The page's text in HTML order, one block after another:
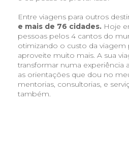
Entre viagens para outros
e mais de 76 cidades. Hoje
pessoas pelos 4 cantos do
otimizando o custo da viagem
aproveite muito mais. A sua
transformar numa experiência
as orientações que dou no
mentorias, consultorias, e
também.